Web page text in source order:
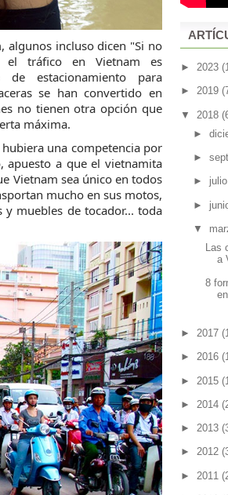
algunos incluso dicen "Si no
el tráfico en Vietnam es
de estacionamiento para
se han convertido en
no tienen otra opción que
máxima.
una competencia por
apuesto a que el vietnamita
Vietnam sea único en todos
mucho en sus motos,
muebles de tocador... toda
► 2023
► 2019
▼ 2018
►
►
► julio
►
▼
Las
a
8
► 2017
► 2016
► 2015
► 2014
► 2013
► 2012
► 2011